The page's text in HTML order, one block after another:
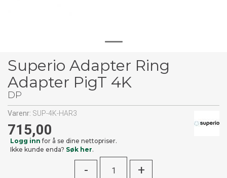
Superio Adapter Ring
Adapter PigT 4K
DP
Varenr: SUP-4K-HAR3
715,00
Logg inn for å se dine nettopriser.
Ikke kunde enda? Søk her.
- +